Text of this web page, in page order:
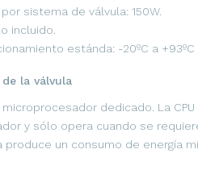
sistema de válvula: 150W.
incluido.
estánda: -20ºC a +93ºC
la válvula
dedicado. La
y sólo opera cuando se
un consumo de energía